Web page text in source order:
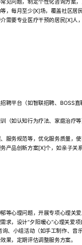
见问题，制定个性化咨询方案
，每月至少[X]场，覆盖社区居
需要专业医疗干预的居民[X]人
聘平台（如智联招聘、BOSS
（如认知行为疗法、家庭治疗
服务规范等，优化服务质量，
产品创新方案[X]个，如亲子关
等心理问题，开展专项心理关
求，设计“夕阳暖心”心理关爱
、小组活动（如手工制作、音
果，定期评估调整服务方案。